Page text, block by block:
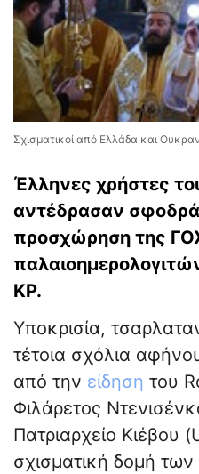
Σχισματικοί από Ελλάδα και
Έλληνες χρήστες
αντέδρασαν
προσχώρηση της
KP.
Υποκρισία,
τέτοια σχόλια
από την είδηση του
Φιλάρετος
Πατριαρχείο Κιέβου
σχισματική δομή